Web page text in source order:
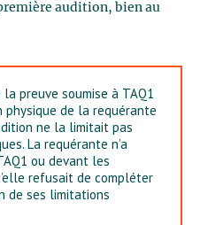
audition, bien au
preuve soumise à TAQ1
de la requérante
ne la limitait pas
La requérante n’a
ou devant les
refusait de compléter
de ses limitations